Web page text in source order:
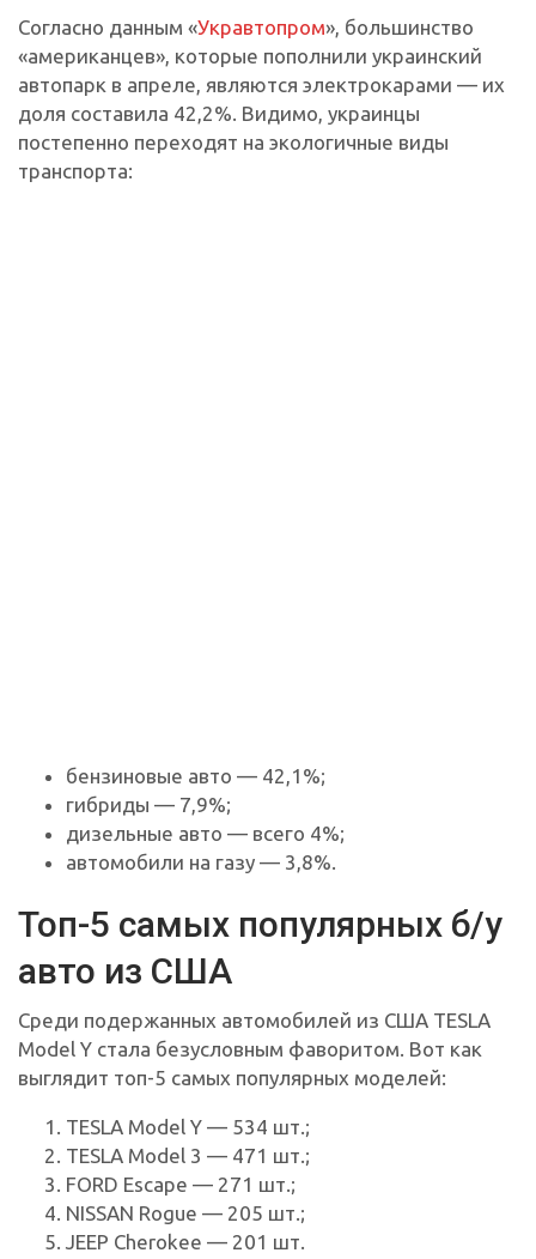
Согласно данным «Укравтопром», большинство
«американцев», которые пополнили украинский
автопарк в апреле, являются электрокарами — их
доля составила 42,2%. Видимо, украинцы
постепенно переходят на экологичные виды
транспорта:
бензиновые авто — 42,1%;
гибриды — 7,9%;
дизельные авто — всего 4%;
автомобили на газу — 3,8%.
Топ-5 самых популярных б/у
авто из США
Среди подержанных автомобилей из США TESLA
Model Y стала безусловным фаворитом. Вот как
выглядит топ-5 самых популярных моделей:
TESLA Model Y — 534 шт.;
TESLA Model 3 — 471 шт.;
FORD Escape — 271 шт.;
NISSAN Rogue — 205 шт.;
JEEP Cherokee — 201 шт.